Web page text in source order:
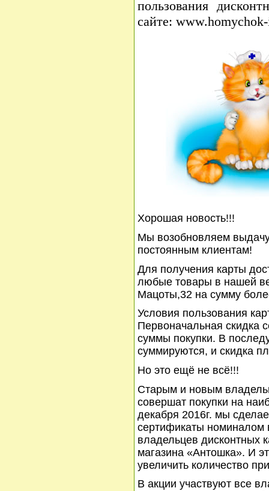
пользования
сайте:
Хорошая новость!!!
Мы возобновляем
постоянным клиентам!
Для получения карты
любые товары в нашей
Мацоты,32 на сумму
Условия пользования
Первоначальная скидка
суммы покупки. В
суммируются, и скидка
Но это ещё не всё!!!
Старым и новым
совершат покупки на
декабря 2016г. мы
сертификаты номиналом
владельцев дисконтных
магазина «Антошка». И
увеличить количество
В акции участвуют все